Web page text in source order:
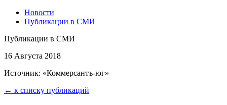
Новости
Публикации в СМИ
Публикации в СМИ
16 Августа 2018
Источник: «Коммерсантъ-юг»
← к списку публикаций